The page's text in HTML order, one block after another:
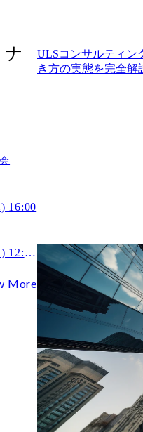
ナ
16:00
2026年8月18日(火) 12:00～
More
ULSコンサルティン
き方の実態を完全解